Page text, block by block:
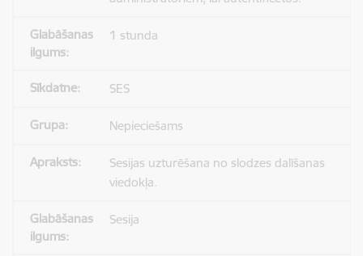
1 stunda
SES
Nepieciešams
Sesijas uzturēšana no slodzes dalīšanas
viedokļa.
Sesija